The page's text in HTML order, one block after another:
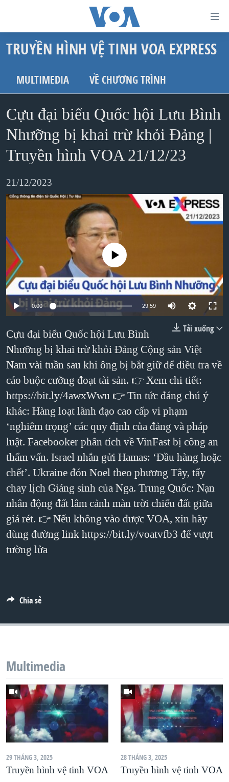
dẫn
truy
cập
dung
chính
Tới
hướng
chính
"Tìm"
TRANG CHỦ
VIỆT NAM
HOA KỲ
BIỂN ĐÔNG
THẾ GIỚI
BLOG
DIỄN ĐÀN
MỤC
VẠCH TRẦN TIN GIẢ
NGƯỜI VIỆT HẢI NGOẠI
ĐỜI SỐNG
KINH TẾ
KHOA HỌC
SỨC KHOẺ
VĂN HOÁ
THỂ THAO
GIÁO DỤC
CHUYÊN ĐỀ
CHIẾN TRANH THƯƠNG MẠI CỦA MỸ: QUÁ KHỨ VÀ HIỆN
HÀNH TRÌNH BẦU CỬ 2024
MỘT NĂM CHIẾN TRANH TẠI DẢI GAZA
GIẢI MÃ VÀNH ĐAI & CON ĐƯỜNG
NGÀY TỊ NẠN THẾ GIỚI
TRỊNH VĨNH BÌNH - NGƯỜI HẠ 'BÊN THẮNG CUỘC'
CHI PHÍ CHIẾN TRANH AFGHANISTAN
CÁC GIÁ TRỊ CỘNG HÒA Ở VIỆT NAM
THƯỢNG ĐỈNH TRUMP-KIM TẠI VIỆT NAM
TRỊNH VĨNH BÌNH VS. CHÍNH PHỦ VIỆT NAM
NGƯ DÂN VIỆT VÀ LÀN SÓNG TRỘM HẢI SÂM
BÊN KIA QUỐC LỘ: TIẾNG VỌNG TỪ NÔNG THÔN MỸ
QUAN HỆ VIỆT MỸ
HỌC TIẾNG ANH
VIDEO
NGHE
MẠNG XÃ HỘI
Ngôn ngữ khác
TRUYỀN HÌNH VỆ TINH VOA EXPRESS
MULTIMEDIA VỀ CHƯƠNG TRÌNH
Cựu đại biểu Quốc hội Lưu Bình
Nhưỡng bị khai trừ khỏi Đảng |
Truyền hình VOA 21/12/23
21/12/2023
No media source currently available
0:00 29:59
Tải xuống
Cựu đại biểu Quốc hội Lưu Bình
Nhưỡng bị khai trừ khỏi Đảng Cộng sản Việt
Nam vài tuần sau khi ông bị bắt giữ để điều tra về
cáo buộc cưỡng đoạt tài sản. 👉 Xem chi tiết:
https://bit.ly/4awxWwu 👉 Tin tức đáng chú ý
khác: Hàng loạt lãnh đạo cao cấp vi phạm
‘nghiêm trọng’ các quy định của đảng và pháp
luật. Facebooker phân tích về VinFast bị công an
thẩm vấn. Israel nhắn gửi Hamas: ‘Đầu hàng hoặc
chết’. Ukraine đón Noel theo phương Tây, tẩy
chay lịch Giáng sinh của Nga. Trung Quốc: Nạn
nhân động đất lâm cảnh màn trời chiếu đất giữa
giá rét. 👉 Nếu không vào được VOA, xin hãy
dùng đường link https://bit.ly/voatvfb3 để vượt
tường lửa
Chia sẻ
Multimedia
29 THÁNG 3, 2025
Truyền hình vệ tinh VOA
28 THÁNG 3, 2025
Truyền hình vệ tinh VOA